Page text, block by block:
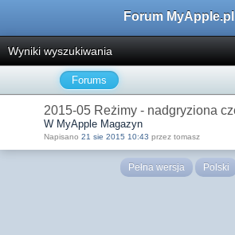
Forum MyApple.pl
Wyniki wyszukiwania
Forums
2015-05 Reżimy - nadgryziona
W MyApple Magazyn
Napisano 21 sie 2015 10:43 przez tomasz
Pełna wersja Polski